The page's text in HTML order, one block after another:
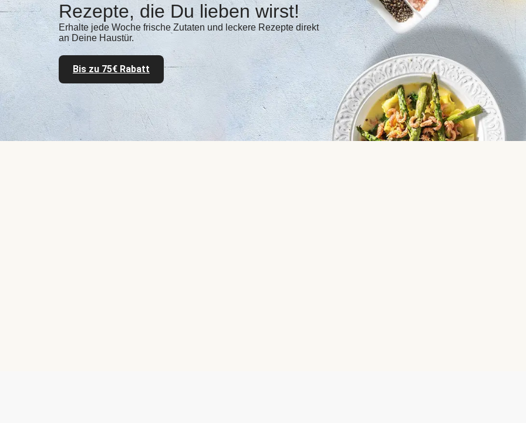
Rezepte, die Du lieben wirst!
Erhalte jede Woche frische Zutaten und leckere Rezepte direkt
an Deine Haustür.
Bis zu 75€ Rabatt